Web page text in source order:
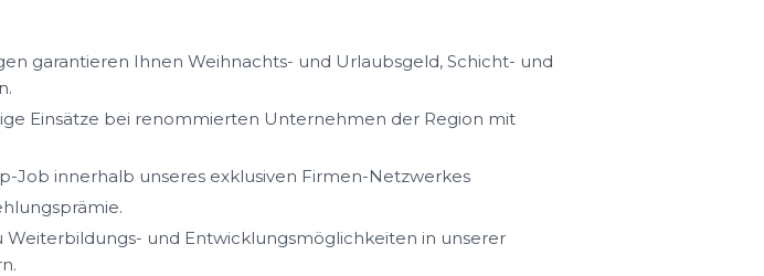
garantieren Ihnen Weihnachts- und Urlaubsgeld, Schicht- und
Einsätze bei renommierten Unternehmen der Region mit
Job innerhalb unseres exklusiven Firmen-Netzwerkes
Weiterbildungs- und Entwicklungsmöglichkeiten in unserer